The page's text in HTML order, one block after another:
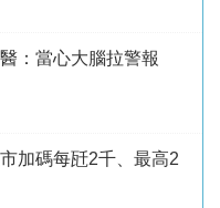
：當心大腦拉警報
加碼每瓩2千、最高2